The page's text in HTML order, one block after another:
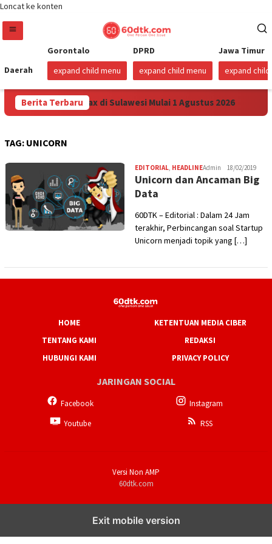
Loncat ke konten
Daerah
Gorontalo
expand child menu
DPRD
expand child menu
Jawa Timur
expand child
Berita Terbaru
Harga Pertamax di Sulawesi Mulai 1 Agustus 2026
TAG: UNICORN
EDITORIAL, HEADLINEAdmin 18/02/2019
Unicorn dan Ancaman Big
Data
60DTK – Editorial : Dalam 24 Jam
terakhir, Perbincangan soal Startup
Unicorn menjadi topik yang […]
HOME
KETENTUAN MEDIA CIBER
TENTANG KAMI
REDAKSI
HUBUNGI KAMI
PRIVACY POLICY
JARINGAN SOCIAL
Facebook
Instagram
Youtube
RSS
Versi Non AMP
60dtk.com
Exit mobile version